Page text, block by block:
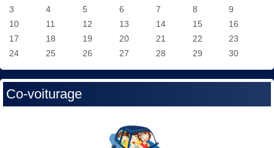
3
4 5 6 7 8
9
10
11 12 13 14 15
16
17
18 19 20 21 22
23
24
25 26 27 28 29 30
Co-voiturage